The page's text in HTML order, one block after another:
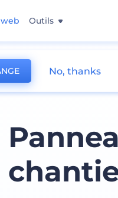
Outils
de bannière
No, thanks